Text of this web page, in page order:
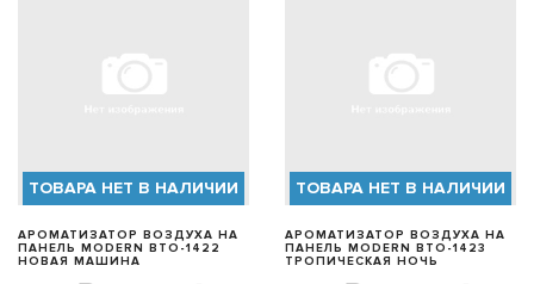
ТОВАРА НЕТ В НАЛИЧИИ
АРОМАТИЗАТОР ВОЗДУХА НА
ПАНЕЛЬ MODERN BTO-1422
НОВАЯ МАШИНА
ТОВАРА НЕТ В НАЛИЧИИ
АРОМАТИЗАТОР ВОЗДУХА НА
ПАНЕЛЬ MODERN BTO-1423
ТРОПИЧЕСКАЯ НОЧЬ